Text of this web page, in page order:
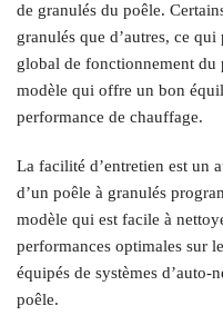
de granulés du poêle.
granulés que d’autres, ce
global de fonctionnement du
modèle qui offre un bon
performance de chauffage.
La facilité d’entretien est un
d’un poêle à granulés
modèle qui est facile à
performances optimales sur
équipés de systèmes
poêle.